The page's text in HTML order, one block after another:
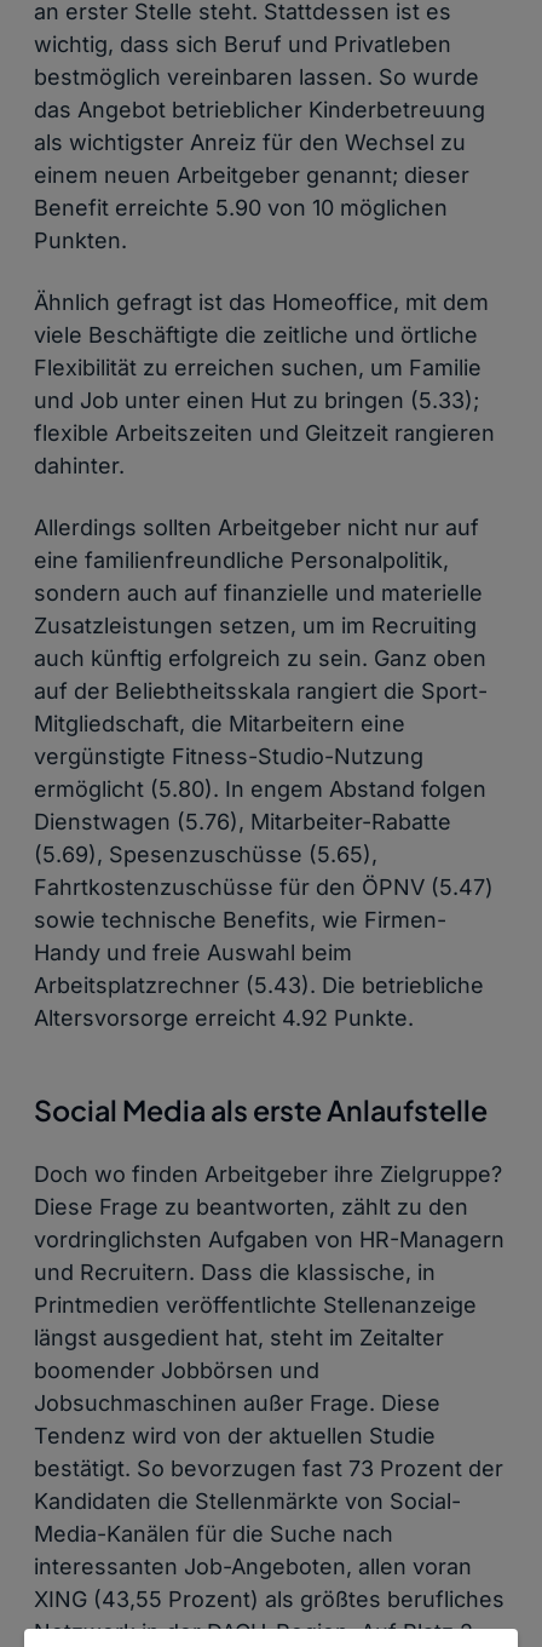
an erster Stelle steht. Stattdessen ist es
wichtig, dass sich Beruf und Privatleben
bestmöglich vereinbaren lassen. So wurde
das Angebot betrieblicher Kinderbetreuung
als wichtigster Anreiz für den Wechsel zu
einem neuen Arbeitgeber genannt; dieser
Benefit erreichte 5.90 von 10 möglichen
Punkten.
Ähnlich gefragt ist das Homeoffice, mit dem
viele Beschäftigte die zeitliche und örtliche
Flexibilität zu erreichen suchen, um Familie
und Job unter einen Hut zu bringen (5.33);
flexible Arbeitszeiten und Gleitzeit rangieren
dahinter.
Allerdings sollten Arbeitgeber nicht nur auf
eine familienfreundliche Personalpolitik,
sondern auch auf finanzielle und materielle
Zusatzleistungen setzen, um im Recruiting
auch künftig erfolgreich zu sein. Ganz oben
auf der Beliebtheitsskala rangiert die Sport-
Mitgliedschaft, die Mitarbeitern eine
vergünstigte Fitness-Studio-Nutzung
ermöglicht (5.80). In engem Abstand folgen
Dienstwagen (5.76), Mitarbeiter-Rabatte
(5.69), Spesenzuschüsse (5.65),
Fahrtkostenzuschüsse für den ÖPNV (5.47)
sowie technische Benefits, wie Firmen-
Handy und freie Auswahl beim
Arbeitsplatzrechner (5.43). Die betriebliche
Altersvorsorge erreicht 4.92 Punkte.
Social Media als erste Anlaufstelle
Doch wo finden Arbeitgeber ihre Zielgruppe?
Diese Frage zu beantworten, zählt zu den
vordringlichsten Aufgaben von HR-Managern
und Recruitern. Dass die klassische, in
Printmedien veröffentlichte Stellenanzeige
längst ausgedient hat, steht im Zeitalter
boomender Jobbörsen und
Jobsuchmaschinen außer Frage. Diese
Tendenz wird von der aktuellen Studie
bestätigt. So bevorzugen fast 73 Prozent der
Kandidaten die Stellenmärkte von Social-
Media-Kanälen für die Suche nach
interessanten Job-Angeboten, allen voran
XING (43,55 Prozent) als größtes berufliches
Netzwerk in der DACH-Region. Auf Platz 2